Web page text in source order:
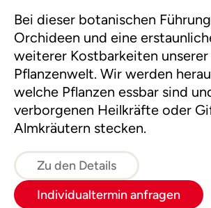
Bei dieser botanischen
Orchideen und eine
weiterer Kostbarkeiten
Pflanzenwelt. Wir werden
welche Pflanzen essbar sind
verborgenen Heilkräfte oder
Almkräutern stecken.
Zu den Details
Individualtermin anfragen